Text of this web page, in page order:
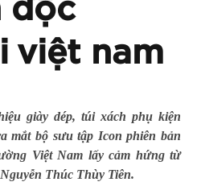
độc
việt nam
giày dép, túi xách phụ kiện
mắt bộ sưu tập Icon phiên bản
Việt Nam lấy cảm hứng từ
Thúc Thùy Tiên.